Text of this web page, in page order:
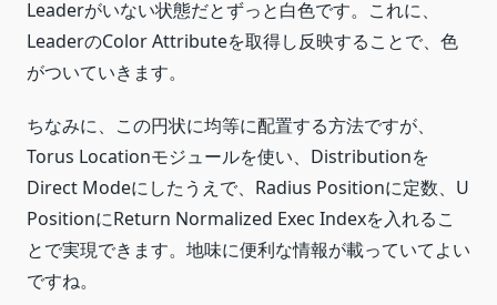
Leaderがいない状態だとずっと白色です。これに、
LeaderのColor Attributeを取得し反映することで、色
がついていきます。
ちなみに、この円状に均等に配置する方法ですが、
Torus Locationモジュールを使い、Distributionを
Direct Modeにしたうえで、Radius Positionに定数、U
PositionにReturn Normalized Exec Indexを入れるこ
とで実現できます。地味に便利な情報が載っていてよい
ですね。